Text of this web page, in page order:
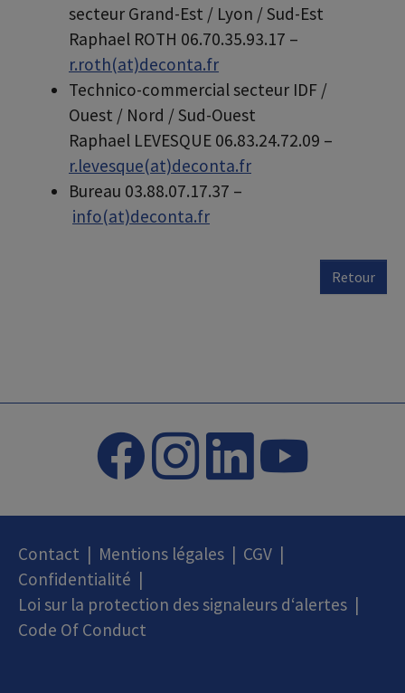
secteur Grand-Est / Lyon / Sud-Est
Raphael ROTH 06.70.35.93.17 –
r.roth(at)deconta.fr
Technico-commercial secteur IDF /
Ouest / Nord / Sud-Ouest
Raphael LEVESQUE 06.83.24.72.09 –
r.levesque(at)deconta.fr
Bureau 03.88.07.17.37 –
info(at)deconta.fr
Retour
Contact Mentions légales CGV
Confidentialité
Loi sur la protection des signaleurs d‘alertes
Code Of Conduct